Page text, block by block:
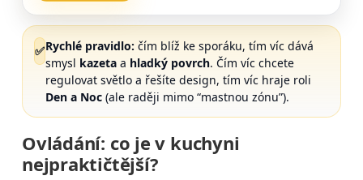
✅Rychlé pravidlo: čím blíž ke sporáku, tím víc dává
smysl kazeta a hladký povrch. Čím víc chcete
regulovat světlo a řešíte design, tím víc hraje roli
Den a Noc (ale raději mimo “mastnou zónu”).
Ovládání: co je v kuchyni
nejpraktičtější?